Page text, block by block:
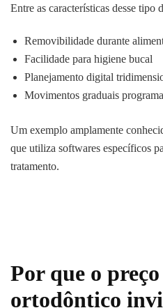
Entre as características desse tipo
Removibilidade durante
Facilidade para higiene bucal
Planejamento digital
Movimentos graduais
Um exemplo amplamente
que utiliza softwares específicos
tratamento.
Por que o
ortodôntico